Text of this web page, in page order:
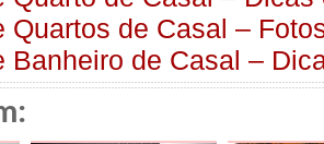
Quartos de Casal –
Banheiro de Casal –